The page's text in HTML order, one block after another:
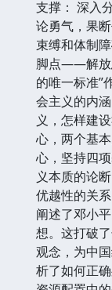
支撑： 深入
论勇气，果
束缚和体制
脚点——解放
的唯一标准”
会主义的内
义，怎样建
心，两个基
心，坚持四
义本质的论
优越性的关
阐述了邓小
想。这打破
观念，为中
析了如何正